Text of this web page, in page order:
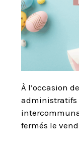
À l’occasion
administratifs
fermés le